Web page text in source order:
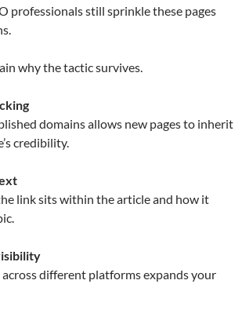
professionals still sprinkle these pages
why the tactic survives.
domains allows new pages to inherit
credibility.
link sits within the article and how it
different platforms expands your